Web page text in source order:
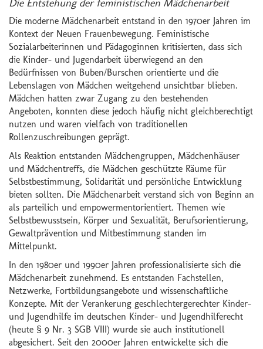
Die Entstehung der feministischen Mädchenarbeit
Die moderne Mädchenarbeit entstand in den 1970er Jahren im
Kontext der Neuen Frauenbewegung. Feministische
Sozialarbeiterinnen und Pädagoginnen kritisierten, dass sich
die Kinder- und Jugendarbeit überwiegend an den
Bedürfnissen von Buben/Burschen orientierte und die
Lebenslagen von Mädchen weitgehend unsichtbar blieben.
Mädchen hatten zwar Zugang zu den bestehenden
Angeboten, konnten diese jedoch häufig nicht gleichberechtigt
nutzen und waren vielfach von traditionellen
Rollenzuschreibungen geprägt.
Als Reaktion entstanden Mädchengruppen, Mädchenhäuser
und Mädchentreffs, die Mädchen geschützte Räume für
Selbstbestimmung, Solidarität und persönliche Entwicklung
bieten sollten. Die Mädchenarbeit verstand sich von Beginn an
als parteilich und empowermentorientiert. Themen wie
Selbstbewusstsein, Körper und Sexualität, Berufsorientierung,
Gewaltprävention und Mitbestimmung standen im
Mittelpunkt.
In den 1980er und 1990er Jahren professionalisierte sich die
Mädchenarbeit zunehmend. Es entstanden Fachstellen,
Netzwerke, Fortbildungsangebote und wissenschaftliche
Konzepte. Mit der Verankerung geschlechtergerechter Kinder-
und Jugendhilfe im deutschen Kinder- und Jugendhilferecht
(heute § 9 Nr. 3 SGB VIII) wurde sie auch institutionell
abgesichert. Seit den 2000er Jahren entwickelte sich die